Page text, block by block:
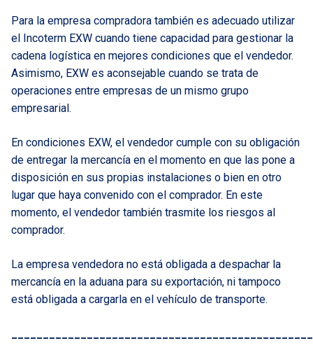
Para la empresa compradora también es adecuado utilizar
el Incoterm EXW cuando tiene capacidad para gestionar la
cadena logística en mejores condiciones que el vendedor.
Asimismo, EXW es aconsejable cuando se trata de
operaciones entre empresas de un mismo grupo
empresarial.
En condiciones EXW, el vendedor cumple con su obligación
de entregar la mercancía en el momento en que las pone a
disposición en sus propias instalaciones o bien en otro
lugar que haya convenido con el comprador. En este
momento, el vendedor también trasmite los riesgos al
comprador.
La empresa vendedora no está obligada a despachar la
mercancía en la aduana para su exportación, ni tampoco
está obligada a cargarla en el vehículo de transporte.